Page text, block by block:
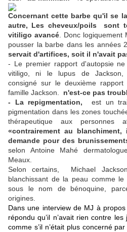
Concernant cette barbe qu'il se
autre, Les cheveux/poils sont
vitiligo avancé . Donc
pousser la barbe dans les années
servait d'artifices, soit il n'avait
- Le premier rapport d'autopsie
vitiligo, ni le lupus de
consigné sur le deuxième
famille Jackson. n'est-ce pas
- La repigmentation,
est un
pigmentation dans les zones
thérapeutique aux personnes
«contrairement au
demande pour des
selon Antoine Mahé
Meaux.
Selon certains, Michael
blanchissant de la peau comme le
sous le nom de bénoquine,
origines.
Dans une interview de MJ à
répondu qu’il n’avait rien contre
comme s’il n’était plus concerné par